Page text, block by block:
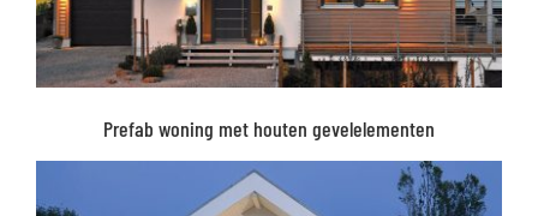
Prefab woning met houten gevelelementen